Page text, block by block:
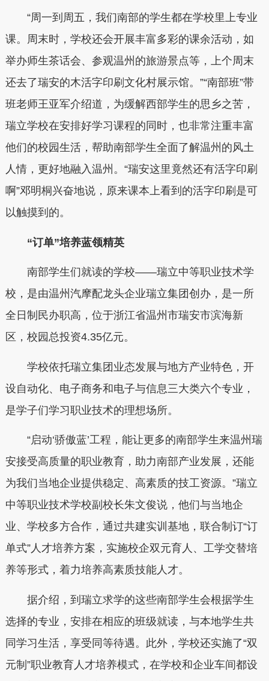
“周一到周五，我们南部的学生都在学校里上专业
课。周末时，学校还会开展丰富多彩的课余活动，如
举办师生茶话会、参观温州的旅游景点等，上个周末
还去了瑞安的木活字印刷文化村展示馆。”“南部班”带
班老师王亚军介绍道，为缓解西部学生的思乡之苦，
瑞立学校在安排好学习课程的同时，也非常注重丰富
他们的校园生活，帮助南部学生全面了解温州的风土
人情，更好地融入温州。“瑞安这里竟然还有活字印刷
啊”邓明桐兴奋地说，原来课本上看到的活字印刷是可
以触摸到的。
“订单”培养蓝领精英
南部学生们就读的学校——瑞立中等职业技术学
校，是由温州汽摩配龙头企业瑞立集团创办，是一所
全日制民办职高，位于浙江省温州市瑞安市滨海新
区，校园总投资4.35亿元。
学校依托瑞立集团业态发展与地方产业特色，开
设自动化、电子商务和电子与信息三大类六个专业，
是学子们学习职业技术的理想场所。
“启动‘骄傲蓝’工程，能让更多的南部学生来温州瑞
安接受高质量的职业教育，助力南部产业发展，还能
为我们当地企业提供稳定、高素质的技工资源。”瑞立
中等职业技术学校副校长朱文俊说，他们与当地企
业、学校多方合作，通过共建实训基地，联合制订“订
单式”人才培养方案，实施校企双元育人、工学交替培
养等形式，着力培养高素质技能人才。
据介绍，到瑞立求学的这些南部学生会根据学生
选择的专业，安排在相应的班级就读，与本地学生共
同学习生活，享受同等待遇。此外，学校还实施了“双
元制”职业教育人才培养模式，在学校和企业车间都设